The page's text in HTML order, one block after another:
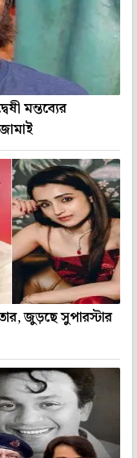
মন্তব্যের
জুড়ছে সুপারস্টার